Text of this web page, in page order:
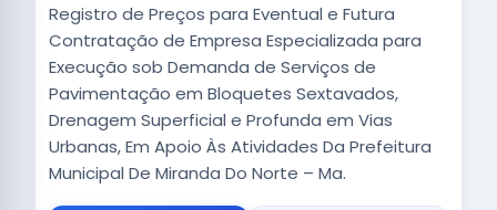
Registro de Preços para Eventual e Futura
Contratação de Empresa Especializada para
Execução sob Demanda de Serviços de
Pavimentação em Bloquetes Sextavados,
Drenagem Superficial e Profunda em Vias
Urbanas, Em Apoio Às Atividades Da Prefeitura
Municipal De Miranda Do Norte – Ma.